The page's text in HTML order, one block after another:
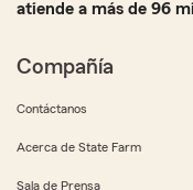
atiende a más de 96
Compañía
Contáctanos
Acerca de State Farm
Sala de Prensa